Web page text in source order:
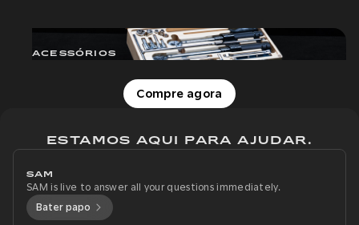
ACESSÓRIOS
Compre agora
ESTAMOS AQUI PARA AJUDAR.
SAM
SAM is live to answer all your questions immediately.
Bater papo